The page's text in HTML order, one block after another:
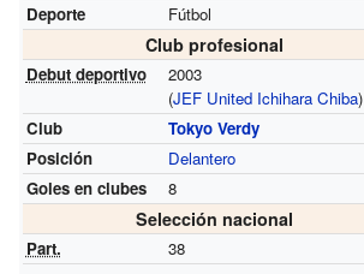
Deporte Fútbol
Club profesional
Debut deportivo
2003
(JEF United Ichihara Chiba)
Club
Tokyo Verdy
Posición
Delantero
Goles en clubes
8
Selección nacional
Part. 38